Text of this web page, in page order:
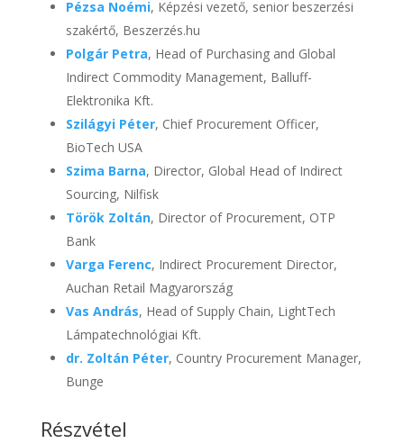
Pézsa Noémi, Képzési vezető, senior beszerzési
szakértő, Beszerzés.hu
Polgár Petra, Head of Purchasing and Global
Indirect Commodity Management, Balluff-
Elektronika Kft.
Szilágyi Péter, Chief Procurement Officer,
BioTech USA
Szima Barna, Director, Global Head of Indirect
Sourcing, Nilfisk
Török Zoltán, Director of Procurement, OTP
Bank
Varga Ferenc, Indirect Procurement Director,
Auchan Retail Magyarország
Vas András, Head of Supply Chain, LightTech
Lámpatechnológiai Kft.
dr. Zoltán Péter, Country Procurement Manager,
Bunge
Részvétel